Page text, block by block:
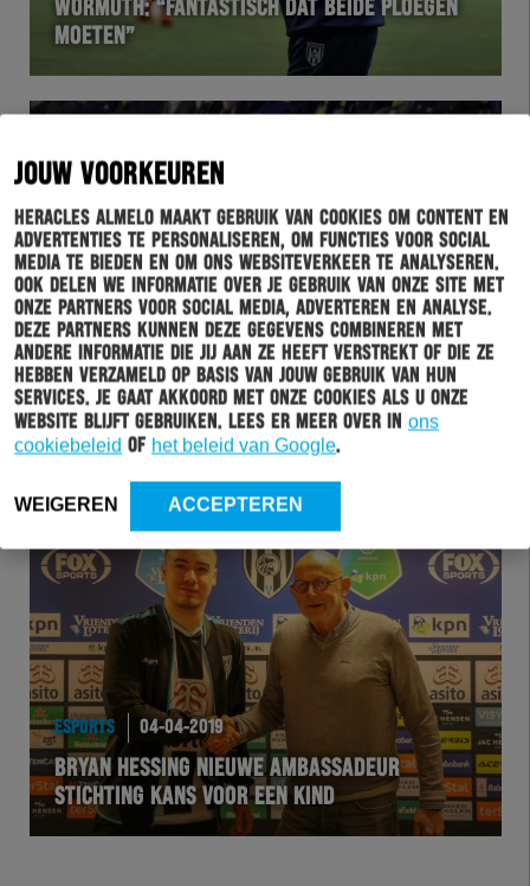
JOUW VOORKEUREN
Heracles Almelo maakt gebruik van cookies om content en
advertenties te personaliseren, om functies voor social
media te bieden en om ons websiteverkeer te analyseren.
Ook delen we informatie over je gebruik van onze site met
onze partners voor social media, adverteren en analyse.
Deze partners kunnen deze gegevens combineren met
andere informatie die jij aan ze heeft verstrekt of die ze
hebben verzameld op basis van jouw gebruik van hun
services. Je gaat akkoord met onze cookies als u onze
website blijft gebruiken. Lees er meer over in ons
cookiebeleid of het beleid van Google.
WEIGEREN ACCEPTEREN
WORMUTH: “FANTASTISCH DAT BEIDE PLOEGEN
MOETEN”
WEDSTRIJD 04-04-2019
DE HISTORIE VAN HERACLES ALMELO – NAC
BREDA
ESPORTS 04-04-2019
BRYAN HESSING NIEUWE AMBASSADEUR
STICHTING KANS VOOR EEN KIND